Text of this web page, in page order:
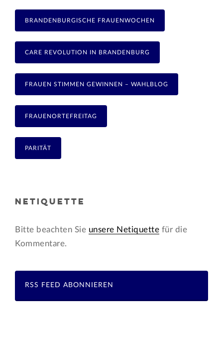
BRANDENBURGISCHE FRAUENWOCHEN
CARE REVOLUTION IN BRANDENBURG
FRAUEN STIMMEN GEWINNEN – WAHLBLOG
FRAUENORTEFREITAG
PARITÄT
NETIQUETTE
Bitte beachten Sie unsere Netiquette für die
Kommentare.
RSS FEED ABONNIEREN